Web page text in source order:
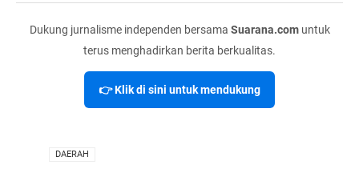
Dukung jurnalisme independen bersama Suarana.comuntuk
terus menghadirkan berita berkualitas.
👉 Klik di sini untuk mendukung
DAERAH